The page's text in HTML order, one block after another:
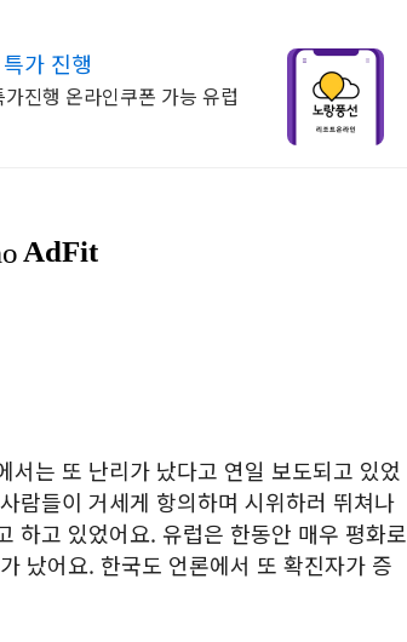
가 진행
진행 온라인쿠폰 가능 유럽
는 또 난리가 났다고 연일 보도되고 있었
람들이 거세게 항의하며 시위하러 뛰쳐나
하고 있었어요. 유럽은 한동안 매우 평화로
났어요. 한국도 언론에서 또 확진자가 증